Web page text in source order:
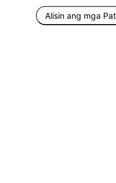
Alisin ang mga